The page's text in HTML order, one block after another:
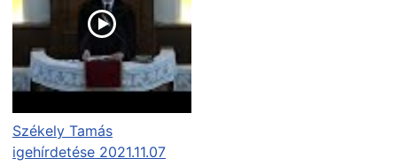
Székely Tamás
igehírdetése 2021.11.07